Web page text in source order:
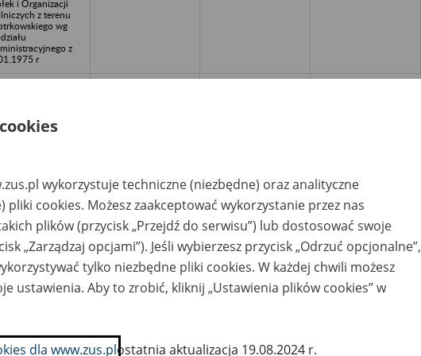
i Organizacji
z terenu
wg
z
r
Usług
Powiatowy
Rolników,
i Organizacji
z terenu
wg podziału
z
r
wskiego 2/ntel/fax (0-
67) 2822 19/n
Rolnicze,
Wojewódzki
57 00/nfax.453 96
wykorzystuje techniczne (niezbędne) oraz analityczne
pliki cookies. Możesz zaakceptować wykorzystanie przez nas
plików (przycisk „Przejdź do serwisu”) lub dostosować swoje
„Zarządzaj opcjami”). Jeśli wybierzesz przycisk „Odrzuć opcjonalne”,
tylko niezbędne pliki cookies. W każdej chwili możesz
ustawienia. Aby to zrobić, kliknij „Ustawienia plików cookies” w
dla www.zus.plostatnia aktualizacja 19.08.2024 r.